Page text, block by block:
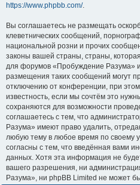
https://www.phpbb.com/.
Вы соглашаетесь не размещать
клеветнических сообщений,
национальной розни и прочих
законы вашей страны, страны,
для форумов «Пробуждение Разума»
размещения таких сообщений могут
отключению от конференции, при
известность, если мы сочтём это
сохраняются для возможности
соглашаетесь с тем, что
Разума» имеют право удалить,
любую тему в любое время по своему
согласны с тем, что введённая вами
данных. Хотя эта информация не
вашего разрешения, ни
Разума», ни phpBB Limited не может